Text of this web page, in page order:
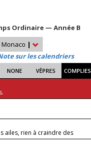
Ordinaire — Année B
Monaco |
sur les calendriers
NONE VÊPRES COMPLIES
ailes, rien à craindre des